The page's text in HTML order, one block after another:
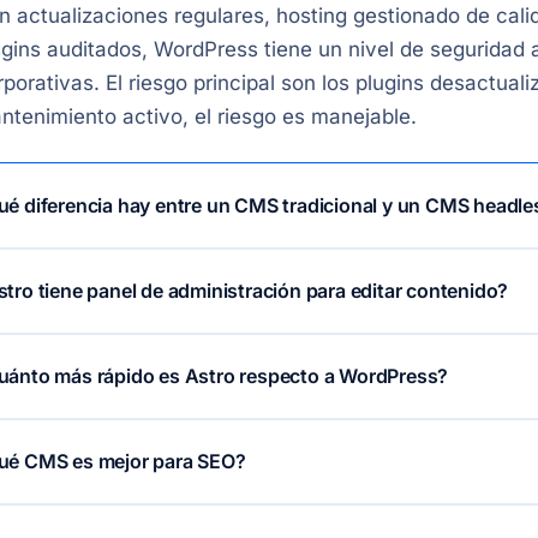
actualizaciones regulares, hosting gestionado de
auditados, WordPress tiene un nivel de
El riesgo principal son los plugins
activo, el riesgo es manejable.
diferencia hay entre un CMS tradicional y un CMS
sistema. Un CMS headless solo gestiona el
independiente y puede ser cualquier
requiere más esfuerzo de desarrollo.
tiene panel de administración para editar contenido?
requiere acceso al repositorio de código) o integrando
o Prismic que sí tienen panel de usuario.
más rápido es Astro respecto a WordPress?
segundos frente a 1,8-2,5 segundos de WordPress
contenido dinámico. WordPress con caché agresiva
CMS es mejor para SEO?